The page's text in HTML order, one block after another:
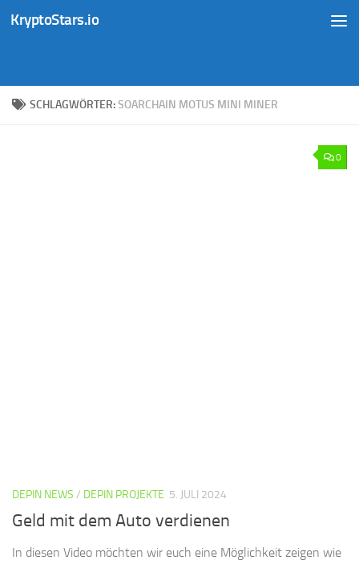
Zum Inhalt springen
KryptoStars.io
SCHLAGWÖRTER:SOARCHAIN MOTUS MINI MINER
0
DEPIN NEWS / DEPIN PROJEKTE 5. JULI 2024
Geld mit dem Auto verdienen
In diesen Video möchten wir euch eine Möglichkeit zeigen wie